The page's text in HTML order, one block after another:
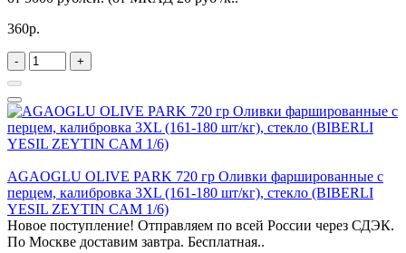
360р.
- +
AGAOGLU OLIVE PARK 720 гр Оливки фаршированные с
перцем, калибровка 3XL (161-180 шт/кг), стекло (BIBERLI
YESIL ZEYTIN CAM 1/6)
Новое поступление! Отправляем по всей России через СДЭК.
По Москве доставим завтра. Бесплатная..